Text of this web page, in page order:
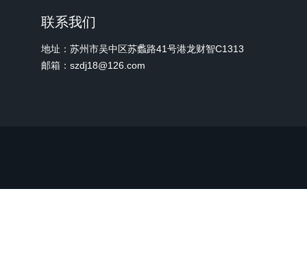
联系我们
地址：苏州市吴中区苏蠡路41号港龙财智C1313
邮箱：szdj18@126.com